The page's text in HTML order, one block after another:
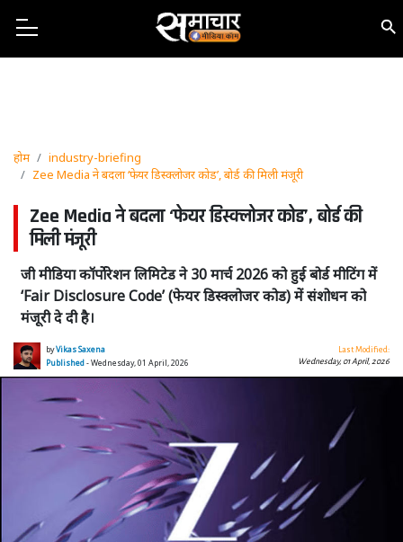
होम
industry-briefing
Zee Media ने बदला ‘फेयर डिस्क्लोजर कोड’, बोर्ड की मिली मंजूरी
Zee Media ने बदला ‘फेयर डिस्क्लोजर कोड’, बोर्ड की
मिली मंजूरी
जी मीडिया कॉर्पोरेशन लिमिटेड ने 30 मार्च 2026 को हुई बोर्ड मीटिंग में
‘Fair Disclosure Code’ (फेयर डिस्क्लोजर कोड) में संशोधन को
मंजूरी दे दी है।
byVikas Saxena
Published- Wednesday, 01 April, 2026
Last Modified:
Wednesday, 01 April, 2026